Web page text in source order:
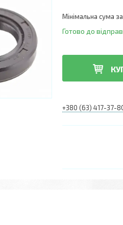
Мінімальна сума
Готово до
+380 (63) 417-37-